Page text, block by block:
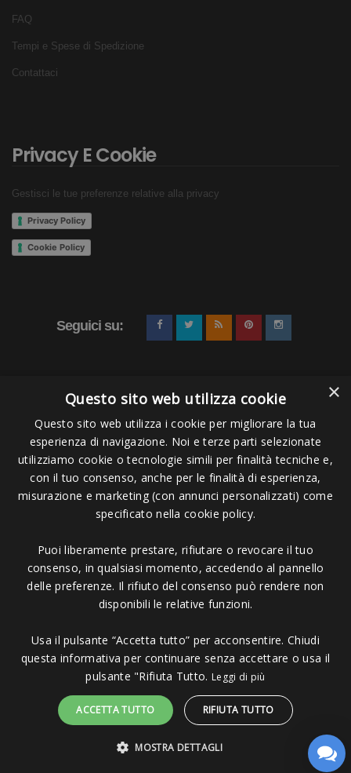
FAQ
Tempi e Spese di Spedizione
Contattaci
Privacy E Cookie
Gestisci le tue preferenze relative alla privacy
Privacy Policy
Cookie Policy
Seguici su:
Pagamenti Accettati
Copyright © 2006 - 2023 - Icarus Project sas
Massa MS - Tel 0585026137 - P.IVA 01151030457 - REA MS 117168
Sito protetto da reCAPTCHA.
×
Questo sito web utilizza cookie
Questo sito web utilizza i cookie per migliorare la tua
esperienza di navigazione. Noi e terze parti selezionate
utilizziamo cookie o tecnologie simili per finalità tecniche e,
con il tuo consenso, anche per le finalità di esperienza,
misurazione e marketing (con annunci personalizzati) come
specificato nella cookie policy.
Puoi liberamente prestare, rifiutare o revocare il tuo
consenso, in qualsiasi momento, accedendo al pannello
delle preferenze. Il rifiuto del consenso può rendere non
disponibili le relative funzioni.
Usa il pulsante “Accetta tutto” per acconsentire. Chiudi
questa informativa per continuare senza accettare o usa il
pulsante "Rifiuta Tutto. Leggi di più
ACCETTA TUTTO RIFIUTA TUTTO
MOSTRA DETTAGLI